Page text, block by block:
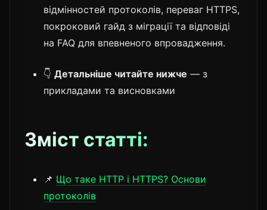
відмінностей протоколів, переваг HTTPS,
покроковий гайд з міграції та відповіді
на FAQ для впевненого впровадження.
👇 Детальніше читайте нижче — з
прикладами та висновками
Зміст статті:
📌 Що таке HTTP і HTTPS? Основи
протоколів